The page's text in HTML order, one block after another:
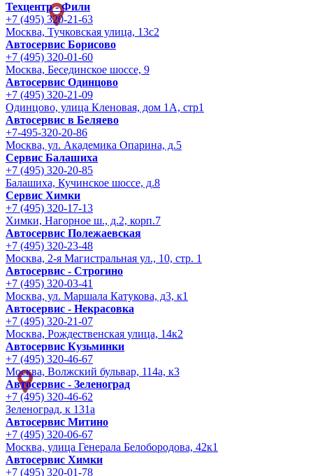
Техцентр - Фили
+7 (495) 320-21-63
Москва, Тучковская улица, 13с2
Автосервис Борисово
+7 (495) 320-01-60
Москва, Бесединское шоссе, 9
Автосервис Одинцово
+7 (495) 320-21-09
Одинцово, улица Кленовая, дом 1А, стр1
Автосервис в Беляево
+7-495-320-20-86
Москва, ул. Академика Опарина, д.5
Сервис Балашиха
+7 (495) 320-20-85
Балашиха, Кучинское шоссе, д.8
Сервис Химки
+7 (495) 320-17-13
Химки, Нагорное ш., д.2, корп.7
Автосервис Полежаевская
+7 (495) 320-23-48
Москва, 2-я Магистральная ул., 10, стр. 1
Автосервис - Строгино
+7 (495) 320-03-41
Москва, ул. Маршала Катукова, д3, к1
Автосервис - Некрасовка
+7 (495) 320-21-07
Москва, Рождественская улица, 14к2
Автосервис Кузьминки
+7 (495) 320-46-67
Москва, Волжский бульвар, 114а, к3
Автосервис - Зеленоград
+7 (495) 320-46-62
Зеленоград, к 131а
Автосервис Митино
+7 (495) 320-06-67
Москва, улица Генерала Белобородова, 42к1
Автосервис Химки
+7 (495) 320-01-78